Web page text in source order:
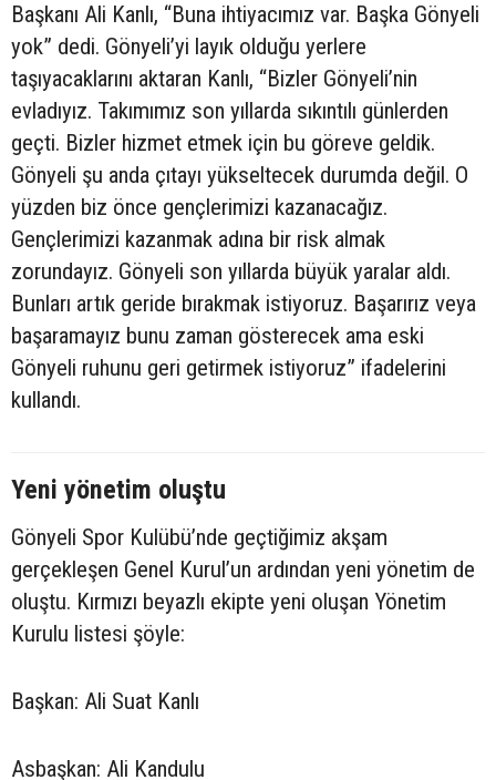
Başkanı Ali Kanlı, “Buna ihtiyacımız var. Başka Gönyeli
yok” dedi. Gönyeli’yi layık olduğu yerlere
taşıyacaklarını aktaran Kanlı, “Bizler Gönyeli’nin
evladıyız. Takımımız son yıllarda sıkıntılı günlerden
geçti. Bizler hizmet etmek için bu göreve geldik.
Gönyeli şu anda çıtayı yükseltecek durumda değil. O
yüzden biz önce gençlerimizi kazanacağız.
Gençlerimizi kazanmak adına bir risk almak
zorundayız. Gönyeli son yıllarda büyük yaralar aldı.
Bunları artık geride bırakmak istiyoruz. Başarırız veya
başaramayız bunu zaman gösterecek ama eski
Gönyeli ruhunu geri getirmek istiyoruz” ifadelerini
kullandı.
Yeni yönetim oluştu
Gönyeli Spor Kulübü’nde geçtiğimiz akşam
gerçekleşen Genel Kurul’un ardından yeni yönetim de
oluştu. Kırmızı beyazlı ekipte yeni oluşan Yönetim
Kurulu listesi şöyle:
Başkan: Ali Suat Kanlı
Asbaşkan: Ali Kandulu